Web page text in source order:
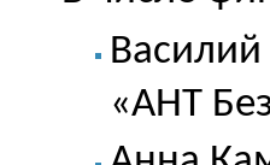
«АНТ